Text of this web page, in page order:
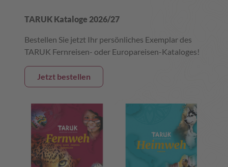
TARUK Kataloge 2026/27
Bestellen Sie jetzt Ihr persönliches Exemplar des
TARUK Fernreisen- oder Europareisen-Kataloges!
Jetzt bestellen